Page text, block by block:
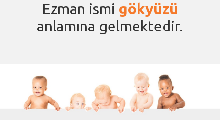
Ezman ismi gökyüzü
anlamına gelmektedir.